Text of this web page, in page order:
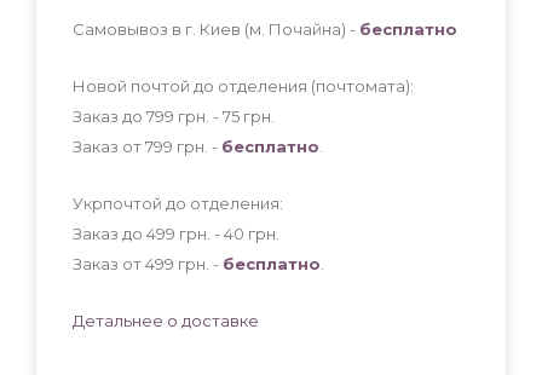
Самовывоз в г. Киев (м. Почайна) - бесплатно
Новой почтой до отделения (почтомата):
Заказ до 799 грн. - 75 грн
Заказ от 799 грн. - бесплатно
Укрпочтой до отделения:
Заказ до 499 грн. - 40 грн
Заказ от 499 грн. - бесплатно
Детальнее о доставке